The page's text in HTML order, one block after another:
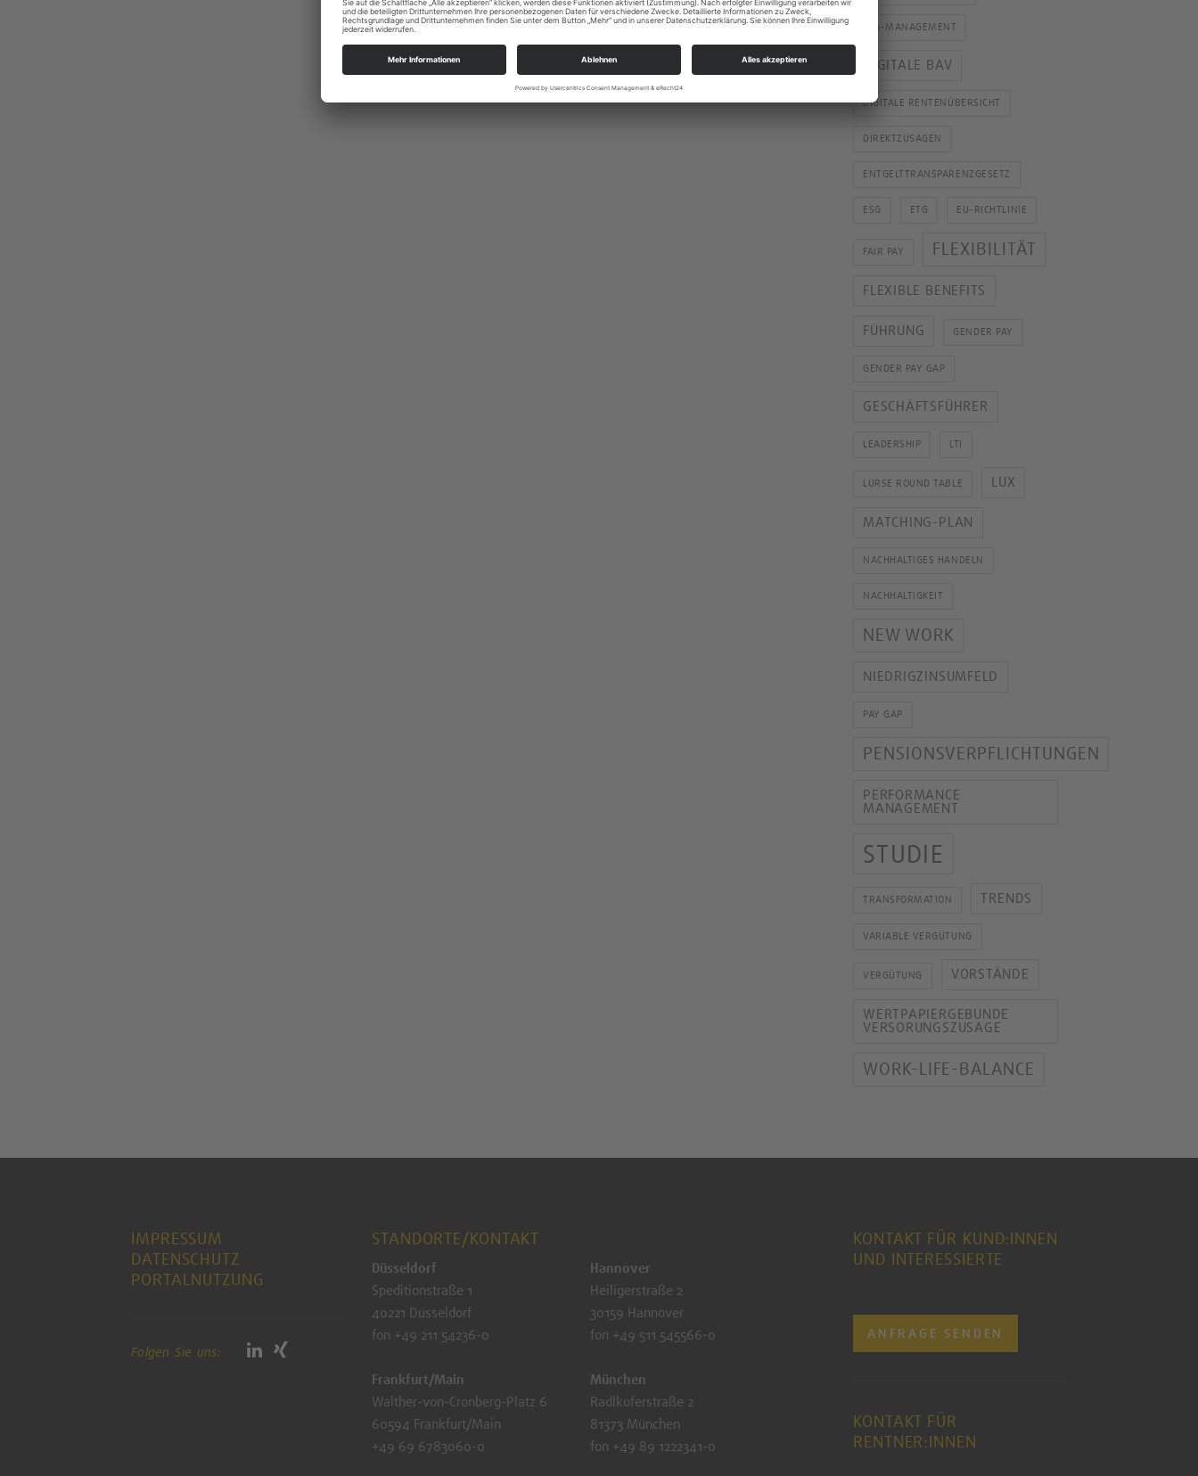
CTA-MANAGEMENT
DIGITALE BAV
DIGITALE RENTENÜBERSICHT
DIREKTZUSAGEN
ENTGELTTRANSPARENZGESETZ
ESG ETG EU-RICHTLINIE
FAIR PAY FLEXIBILITÄT
FLEXIBLE BENEFITS
FÜHRUNG GENDER PAY
GENDER PAY GAP
GESCHÄFTSFÜHRER
LEADERSHIP LTI
LURSE ROUND TABLE LUX
MATCHING-PLAN
NACHHALTIGES HANDELN
NACHHALTIGKEIT
NEW WORK
NIEDRIGZINSUMFELD
PAY GAP
PENSIONSVERPFLICHTUNGEN
PERFORMANCE
MANAGEMENT
STUDIE
TRANSFORMATION TRENDS
VARIABLE VERGÜTUNG
VERGÜTUNG VORSTÄNDE
WERTPAPIERGEBUNDE
VERSORUNGSZUSAGE
WORK-LIFE-BALANCE
IMPRESSUM
DATENSCHUTZ
PORTALNUTZUNG
Folgen Sie uns:
STANDORTE/KONTAKT
Düsseldorf
Speditionstraße 1
40221 Düsseldorf
fon +49 211 54236-0
Frankfurt/Main
Walther-von-Cronberg-Platz 6
60594 Frankfurt/Main
+49 69 6783060-0
Hannover
Heiligerstraße 2
30159 Hannover
fon +49 511 545566-0
München
Radlkoferstraße 2
81373 München
fon +49 89 1222341-0
KONTAKT FÜR KUND:INNEN
UND INTERESSIERTE
ANFRAGE SENDEN
KONTAKT FÜR
RENTNER:INNEN